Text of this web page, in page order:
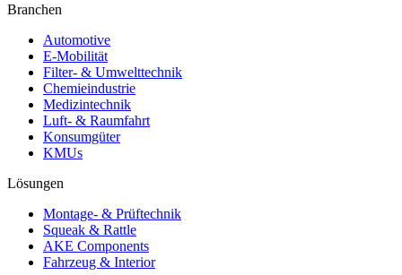
Branchen
Automotive
E-Mobilität
Filter- & Umwelttechnik
Chemieindustrie
Medizintechnik
Luft- & Raumfahrt
Konsumgüter
KMUs
Lösungen
Montage- & Prüftechnik
Squeak & Rattle
AKE Components
Fahrzeug & Interior